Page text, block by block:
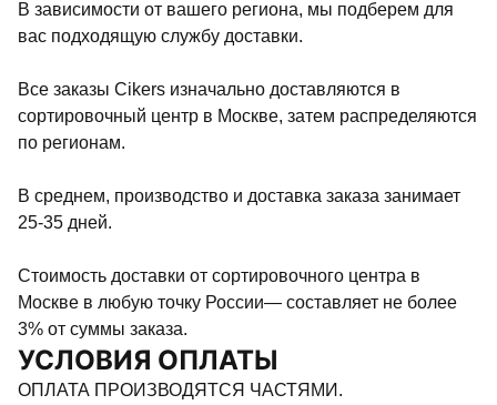
В зависимости от вашего региона, мы подберем для
вас подходящую службу доставки.
Все заказы Cikers изначально доставляются в
сортировочный центр в Москве, затем распределяются
по регионам.
В среднем, производство и доставка заказа занимает
25-35 дней.
Стоимость доставки от сортировочного центра в
Москве в любую точку России— составляет не более
3% от суммы заказа.
УСЛОВИЯ ОПЛАТЫ
ОПЛАТА ПРОИЗВОДЯТСЯ ЧАСТЯМИ.